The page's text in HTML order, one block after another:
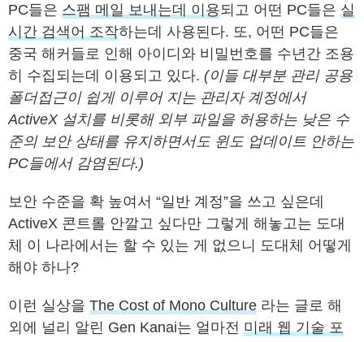
PC들은 스팸 메일 보내는데 이용되고 어떤 PC들은 실
시간 검색어 조작하는데 사용된다. 또, 어떤 PC들은
중국 해커들로 인해 아이디와 비밀번호를 수년간 조용
히 수집되는데 이용되고 있다. (이들 대부분 관리 공용
폴더접근이 쉽게 이루어 지는 관리자 계정에서
ActiveX 설치를 비롯해 외부 파일을 허용하는 낮은 수
준의 보안 상태를 유지하면서도 윈도 업데이트 안하는
PC들에서 감염된다.)
보안 수준을 확 높여서 “일반 계정”을 쓰고 싶은데
ActiveX 콘트롤 안깔고 싶다만 그렇게 해놓고는 도대
체 이 나라에서는 할 수 있는 게 없으니 도대체 어떻게
해야 하나?
이런 실상을 The Cost of Mono Culture 라는 글로 해
외에 널리 알린 Gen Kanai는 얼마전 미래 웹 기술 포